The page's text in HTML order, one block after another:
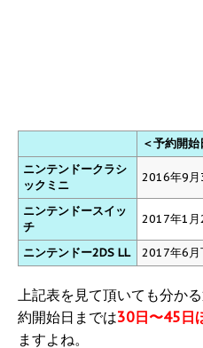
＜予約開始
ニンテンドークラシ
ックミニ
2016年9月
ニンテンドースイッ
チ
2017年1月
ニンテンドー2DS LL 2017年6月
上記表を見て頂いても分か
約開始日までは30日〜45日
ますよね。